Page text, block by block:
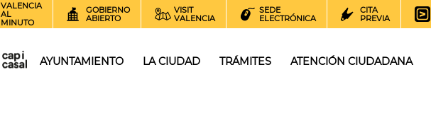
VALENCIA
AL
MINUTO
GOBIERNO
ABIERTO
VISIT
VALENCIA
SEDE
ELECTRÓNICA
CITA
PREVIA
AYUNTAMIENTO LA CIUDAD TRÁMITES ATENCIÓN CIUDADANA